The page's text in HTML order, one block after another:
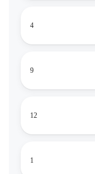
4
9
12
1